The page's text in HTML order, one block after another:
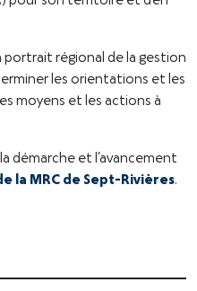
portrait régional de la gestion
les orientations et les
moyens et les actions à
démarche et l’avancement
la MRC de Sept-Rivières.